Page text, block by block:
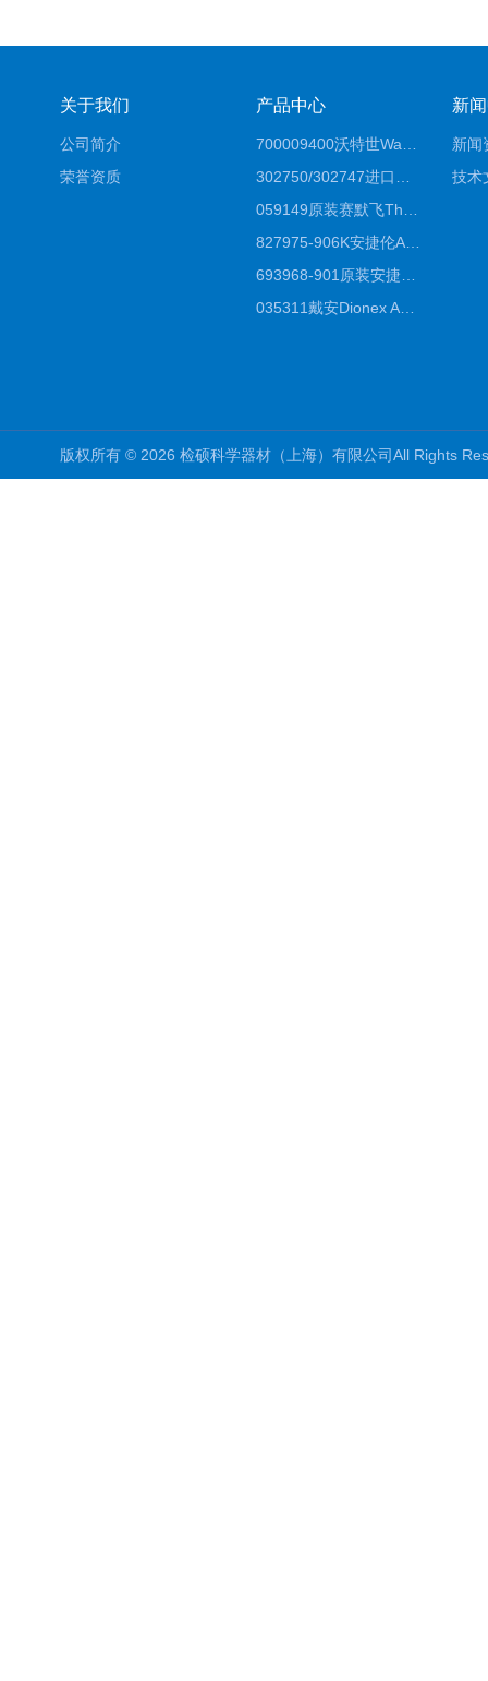
关于我们
公司简介
荣誉资质
产品中心
827975-906K安捷伦Agilent原装ZORBAX液相色谱柱*
035311戴安Dionex AS4分析柱阴离子交换色谱柱厂家
新
新闻
技术
版权所有 © 2026 检硕科学器材（上海）有限公司All Rights